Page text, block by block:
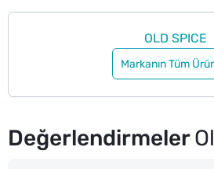
OLD SPICE
Markanın Tüm
DeğerlendirmelerOld